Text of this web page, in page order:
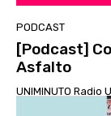
PODCAST
[Podcast]
Asfalto
UNIMINUTO Radio